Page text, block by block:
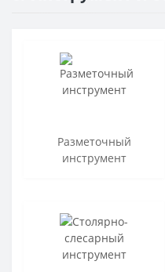
Разметочный
инструмент